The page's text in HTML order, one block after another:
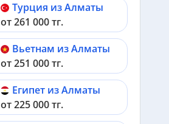
Турция из Алматы
от 261 000 тг.
Вьетнам из Алматы
от 251 000 тг.
Египет из Алматы
от 225 000 тг.